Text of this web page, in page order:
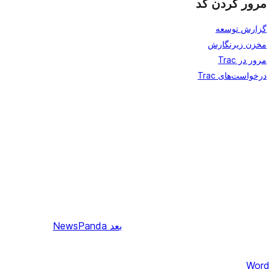
مرور کردن کد
گزارش توسعه
مخزن زیرنگارش
مرور در Trac
درخواست‌های Trac
بعد NewsPanda